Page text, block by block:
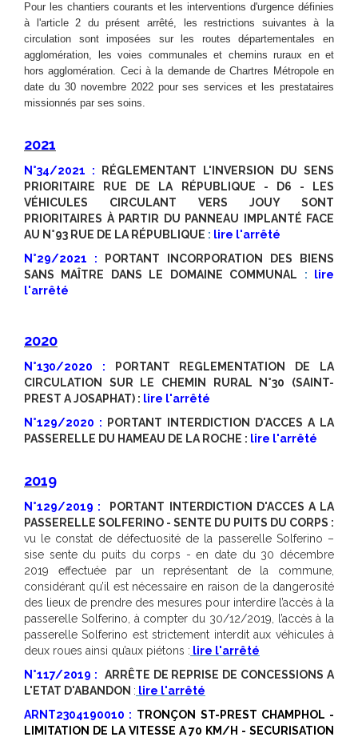
Pour les chantiers courants et les interventions d'urgence définies
à l'article 2 du présent arrêté, les restrictions suivantes à la
circulation sont imposées sur les routes départementales en
agglomération, les voies communales et chemins ruraux en et
hors agglomération. Ceci àla demande de Chartres Métropole en
date du 30 novembre 2022 pour ses services et les prestataires
missionnés par ses soins.
2021
N°34/2021 : RÉGLEMENTANT L'INVERSION DU SENS
PRIORITAIRE RUE DE LA RÉPUBLIQUE - D6 - LES
VÉHICULES CIRCULANT VERS JOUY SONT
PRIORITAIRES À PARTIR DU PANNEAU IMPLANTÉ FACE
AU N°93 RUE DE LA RÉPUBLIQUE : lire l'arrêté
N°29/2021 : PORTANT INCORPORATION DES BIENS
SANS MAÎTRE DANS LE DOMAINE COMMUNAL :
lire
l'arrêté
2020
N°130/2020 : PORTANT REGLEMENTATION DE LA
CIRCULATION SUR LE CHEMIN RURAL N°30 (SAINT-
PREST A JOSAPHAT) : lire l'arrêté
N°129/2020 : PORTANT INTERDICTION D'ACCES A LA
PASSERELLE DU HAMEAU DE LA ROCHE : lire l'arrêté
2019
N°129/2019 :
PORTANT INTERDICTION D'ACCES A LA
PASSERELLE SOLFERINO - SENTE DU PUITS DU CORPS :
vu le constat de défectuosité de la passerelle Solferino –
sise sente du puits du corps - en date du 30 décembre
2019 effectuée par un représentant de la commune,
considérant qu’il est nécessaire en raison de la dangerosité
des lieux de prendre des mesures pour interdire l’accès à la
passerelle Solferino, à compter du 30/12/2019, l’accès à la
passerelle Solferino est strictement interdit aux véhicules à
deux roues ainsi qu’aux piétons : lire l'arrêté
N°117/2019 :
ARRÊTE DE REPRISE DE CONCESSIONS A
L'ETAT D'ABANDON : lire l'arrêté
ARNT2304190010 : TRONÇON ST-PREST CHAMPHOL -
LIMITATION DE LA VITESSE A 70 KM/H - SECURISATION